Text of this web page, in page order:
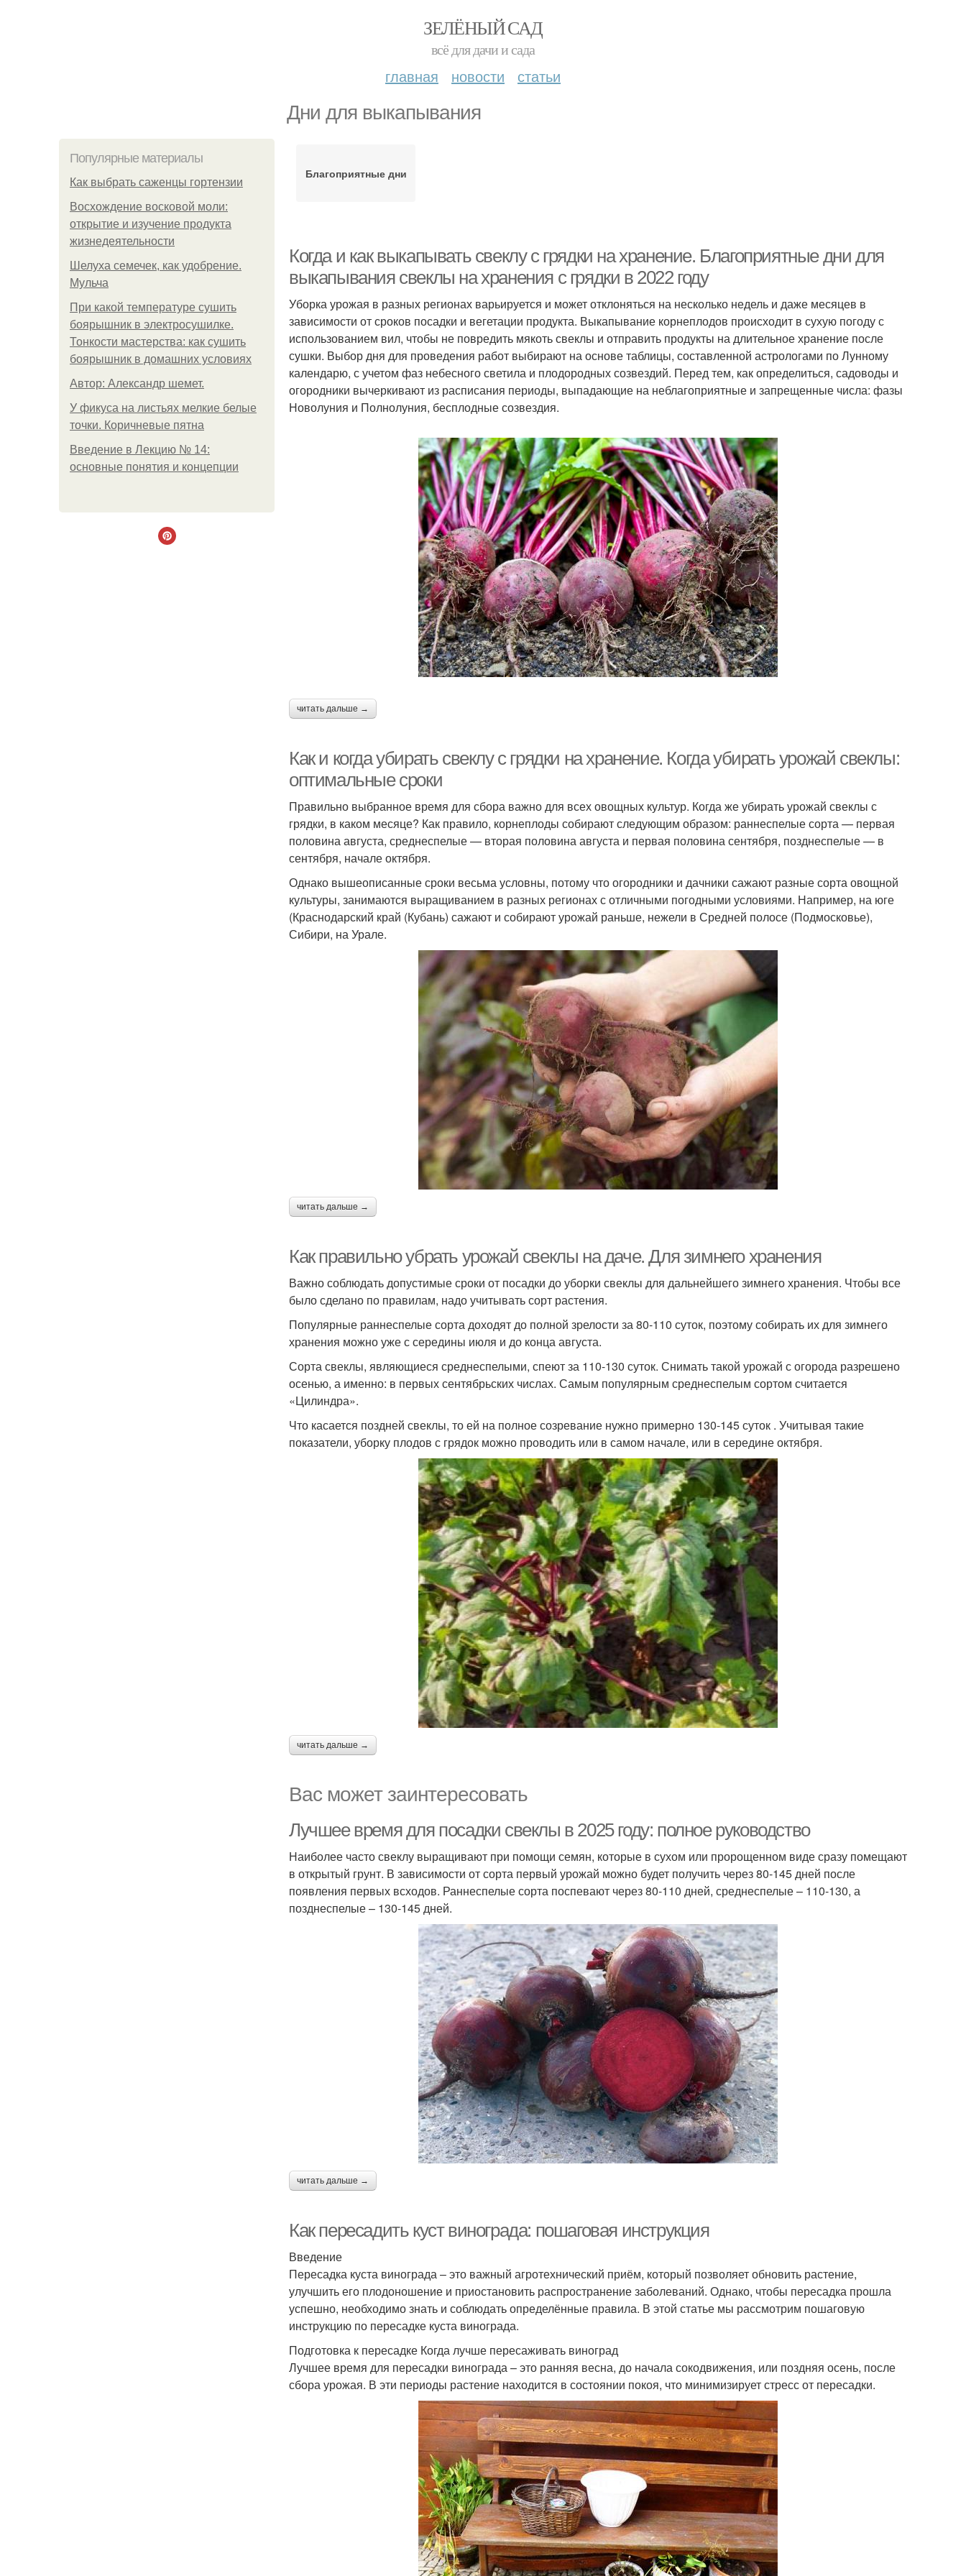
ЗЕЛЁНЫЙ САД
всё для дачи и сада
главная новости статьи
Дни для выкапывания
Популярные материалы
Как выбрать саженцы гортензии
Восхождение восковой моли:
открытие и изучение продукта
жизнедеятельности
Шелуха семечек, как удобрение.
Мульча
При какой температуре сушить
боярышник в электросушилке.
Тонкости мастерства: как сушить
боярышник в домашних условиях
Автор: Александр шемет.
У фикуса на листьях мелкие белые
точки. Коричневые пятна
Введение в Лекцию № 14:
основные понятия и концепции
Благоприятные дни
Когда и как выкапывать свеклу с грядки на хранение. Благоприятные дни для
выкапывания свеклы на хранения с грядки в 2022 году
Уборка урожая в разных регионах варьируется и может отклоняться на несколько недель и даже месяцев в
зависимости от сроков посадки и вегетации продукта. Выкапывание корнеплодов происходит в сухую погоду с
использованием вил, чтобы не повредить мякоть свеклы и отправить продукты на длительное хранение после
сушки. Выбор дня для проведения работ выбирают на основе таблицы, составленной астрологами по Лунному
календарю, с учетом фаз небесного светила и плодородных созвездий. Перед тем, как определиться, садоводы и
огородники вычеркивают из расписания периоды, выпадающие на неблагоприятные и запрещенные числа: фазы
Новолуния и Полнолуния, бесплодные созвездия.
читать дальше →
Как и когда убирать свеклу с грядки на хранение. Когда убирать урожай свеклы:
оптимальные сроки
Правильно выбранное время для сбора важно для всех овощных культур. Когда же убирать урожай свеклы с
грядки, в каком месяце? Как правило, корнеплоды собирают следующим образом: раннеспелые сорта — первая
половина августа, среднеспелые — вторая половина августа и первая половина сентября, позднеспелые — в
сентября, начале октября.
Однако вышеописанные сроки весьма условны, потому что огородники и дачники сажают разные сорта овощной
культуры, занимаются выращиванием в разных регионах с отличными погодными условиями. Например, на юге
(Краснодарский край (Кубань) сажают и собирают урожай раньше, нежели в Средней полосе (Подмосковье),
Сибири, на Урале.
читать дальше →
Как правильно убрать урожай свеклы на даче. Для зимнего хранения
Важно соблюдать допустимые сроки от посадки до уборки свеклы для дальнейшего зимнего хранения. Чтобы все
было сделано по правилам, надо учитывать сорт растения.
Популярные раннеспелые сорта доходят до полной зрелости за 80-110 суток, поэтому собирать их для зимнего
хранения можно уже с середины июля и до конца августа.
Сорта свеклы, являющиеся среднеспелыми, спеют за 110-130 суток. Снимать такой урожай с огорода разрешено
осенью, а именно: в первых сентябрьских числах. Самым популярным среднеспелым сортом считается
«Цилиндра».
Что касается поздней свеклы, то ей на полное созревание нужно примерно 130-145 суток . Учитывая такие
показатели, уборку плодов с грядок можно проводить или в самом начале, или в середине октября.
читать дальше →
Вас может заинтересовать
Лучшее время для посадки свеклы в 2025 году: полное руководство
Наиболее часто свеклу выращивают при помощи семян, которые в сухом или пророщенном виде сразу помещают
в открытый грунт. В зависимости от сорта первый урожай можно будет получить через 80-145 дней после
появления первых всходов. Раннеспелые сорта поспевают через 80-110 дней, среднеспелые – 110-130, а
позднеспелые – 130-145 дней.
читать дальше →
Как пересадить куст винограда: пошаговая инструкция
Введение
Пересадка куста винограда – это важный агротехнический приём, который позволяет обновить растение,
улучшить его плодоношение и приостановить распространение заболеваний. Однако, чтобы пересадка прошла
успешно, необходимо знать и соблюдать определённые правила. В этой статье мы рассмотрим пошаговую
инструкцию по пересадке куста винограда.
Подготовка к пересадке Когда лучше пересаживать виноград
Лучшее время для пересадки винограда – это ранняя весна, до начала сокодвижения, или поздняя осень, после
сбора урожая. В эти периоды растение находится в состоянии покоя, что минимизирует стресс от пересадки.